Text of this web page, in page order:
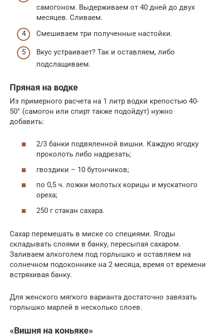
самогоном. Выдерживаем от 40 дней до двух
месяцев. Сливаем.
Смешиваем три полученные настойки.
Вкус устраивает? Так и оставляем, либо
подслащиваем.
Пряная на водке
Из примерного расчета на 1 литр водки крепостью 40-
50° (самогон или спирт также подойдут) нужно
добавить:
2/3 банки подвяленной вишни. Каждую ягодку
проколоть либо надрезать;
гвоздики – 10 бутончиков;
по 0,5 ч. ложки молотых корицы и мускатного
ореха;
250 г стакан сахара.
Сахар перемешать в миске со специями. Ягоды
складывать слоями в банку, пересыпая сахаром.
Заливаем алкоголем под горлышко и оставляем на
солнечном подоконнике на 2 месяца, время от времени
встряхивая банку.
Для женского мягкого варианта достаточно завязать
горлышко марлей в несколько слоев.
«Вишня на коньяке»